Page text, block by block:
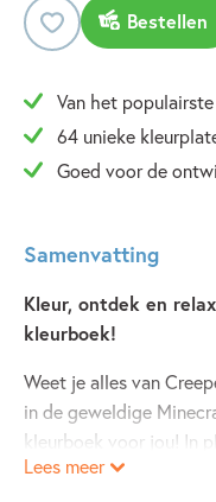
Bestellen
Van het
64 unieke
Goed voor de
Samenvatting
Kleur, ontdek en
kleurboek!
Weet je alles van
in de geweldige
kleurboek voor jou! In
set kleurpotloden
Lees meer